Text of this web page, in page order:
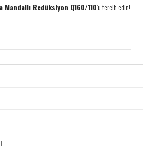
Mandallı Redüksiyon Q160/110’u tercih edin!